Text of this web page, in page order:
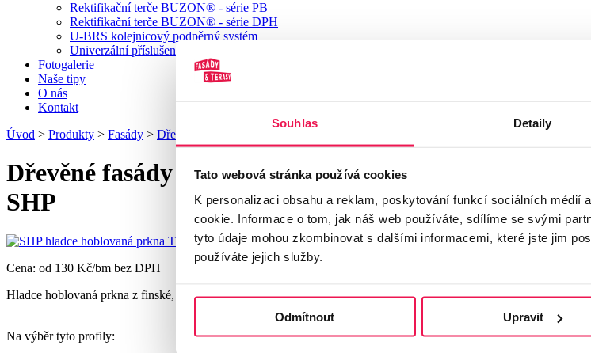
Souhlas Detaily
Tato webová stránka používá cookies
K personalizaci obsahu a reklam, poskytování funkcí sociálních médií
cookie. Informace o tom, jak náš web používáte, sdílíme se svými
tyto údaje mohou zkombinovat s dalšími informacemi, které jste jim
používáte jejich služby.
Odmítnout Upravit
Rektifikační terče BUZON® - série PB
Rektifikační terče BUZON® - série DPH
U-BRS kolejnicový podpěrný systém
Univerzální příslušenství terčů Buzon
Fotogalerie
Naše tipy
O nás
Kontakt
Úvod > Produkty > Fasády > Dřevěné fasády Hladce
Dřevěné fasády ThermoWood® - klasické uchycení
SHP
Cena: od 130 Kč/bm bez DPH
Hladce hoblovaná prkna z finské, tepelně upravené boroviceThermoWood®.
Na výběr tyto profily: